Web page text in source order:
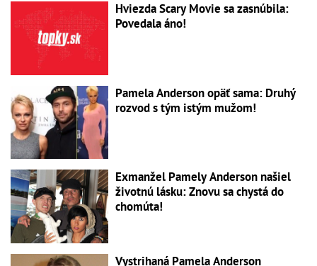
Hviezda Scary Movie sa zasnúbila:
Povedala áno!
Pamela Anderson opäť sama: Druhý
rozvod s tým istým mužom!
Exmanžel Pamely Anderson našiel
životnú lásku: Znovu sa chystá do
chomúta!
Vystrihaná Pamela Anderson